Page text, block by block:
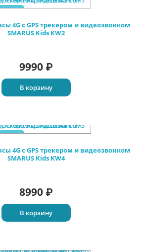
4G c GPS трекером и видеозвонком
SMARUS Kids KW2
9990 ₽
В корзину
4G c GPS трекером и видеозвонком
SMARUS Kids KW4
8990 ₽
В корзину